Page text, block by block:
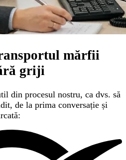
mărfii
griji
din procesul nostru, ca dvs. să
de la prima conversație și